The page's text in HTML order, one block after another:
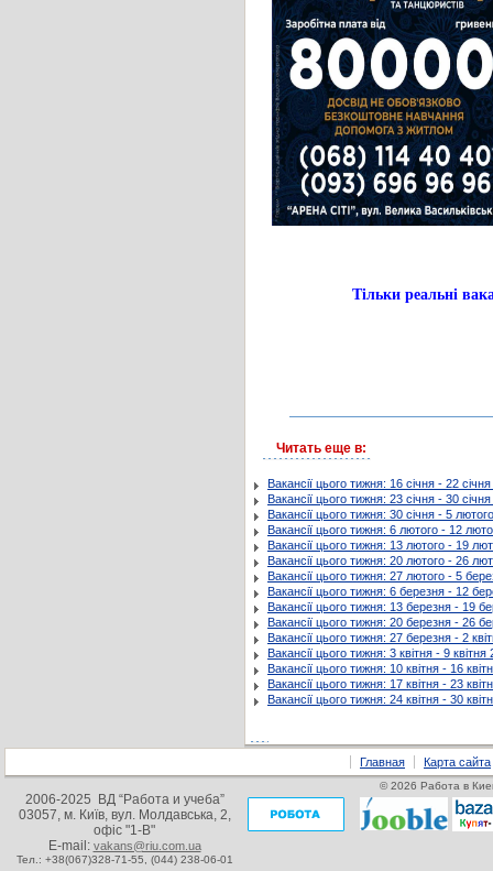
Тільки реальні
Читать еще в:
Вакансії цього тижня: 16 січня - 22
Вакансії цього тижня: 23 січня - 30
Вакансії цього тижня: 30 січня - 5
Вакансії цього тижня: 6 лютого - 12
Вакансії цього тижня: 13 лютого - 19
Вакансії цього тижня: 20 лютого - 26
Вакансії цього тижня: 27 лютого - 5
Вакансії цього тижня: 6 березня - 12
Вакансії цього тижня: 13 березня - 19
Вакансії цього тижня: 20 березня - 26
Вакансії цього тижня: 27 березня - 2
Вакансії цього тижня: 3 квітня - 9 квітня
Вакансії цього тижня: 10 квітня - 16
Вакансії цього тижня: 17 квітня - 23
Вакансії цього тижня: 24 квітня - 30
Главная Карта сайта
2006-2025 ВД “Работа и учеба”
03057, м. Київ, вул. Молдавська, 2,
офіс "1-В"
E-mail: vakans@riu.com.ua
Тел.: +38(067)328-71-55, (044) 238-06-01
© 2026 Работа в